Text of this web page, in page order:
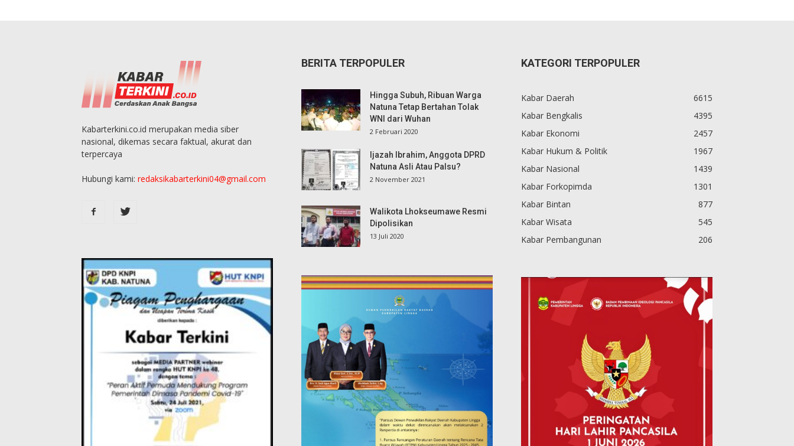
Kabarterkini.co.id merupakan media siber
nasional, dikemas secara faktual, akurat dan
terpercaya
Hubungi kami: redaksikabarterkini04@gmail.com
BERITA TERPOPULER
Hingga Subuh, Ribuan Warga
Natuna Tetap Bertahan Tolak
WNI dari Wuhan
2 Februari 2020
Ijazah Ibrahim, Anggota DPRD
Natuna Asli Atau Palsu?
2 November 2021
Walikota Lhokseumawe Resmi
Dipolisikan
13 Juli 2020
KATEGORI TERPOPULER
Kabar Daerah
6615
Kabar Bengkalis
4395
Kabar Ekonomi
2457
Kabar Hukum & Politik
1967
Kabar Nasional
1439
Kabar Forkopimda
1301
Kabar Bintan
877
Kabar Wisata
545
Kabar Pembangunan
206